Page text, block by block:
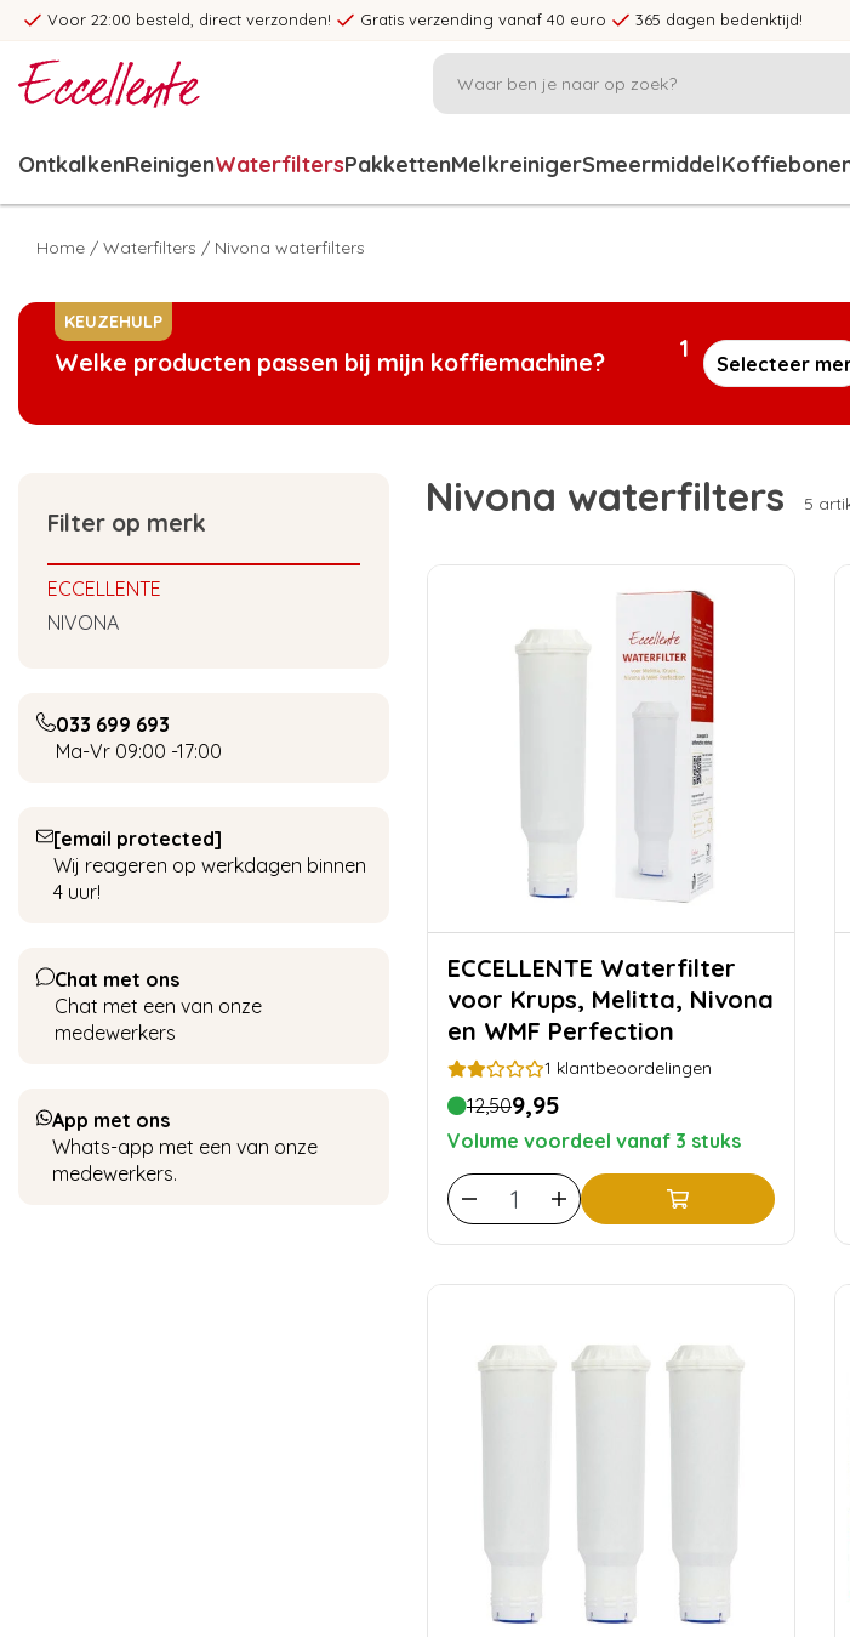
Voor 22:00 besteld, direct verzonden! Gratis verzending vanaf 40 euro 365 dagen bedenktijd!
OntkalkenReinigenWaterfiltersPakkettenMelkreinigerSmeermiddel
Home / Waterfilters / Nivona waterfilters
KEUZEHULP
Welke producten passen bij mijn koffiemachine? 1
Filter op merk
ECCELLENTE
NIVONA
033 699 693
Ma-Vr 09:00 -17:00
[email protected]
Wij reageren op werkdagen binnen
4 uur!
Chat met ons
Chat met een van onze
medewerkers
App met ons
Whats-app met een van onze
medewerkers.
Nivona waterfilters 5
ECCELLENTE Waterfilter
voor Krups, Melitta, Nivona
en WMF Perfection
1 klantbeoordelingen
12,509,95
Volume voordeel vanaf 3 stuks